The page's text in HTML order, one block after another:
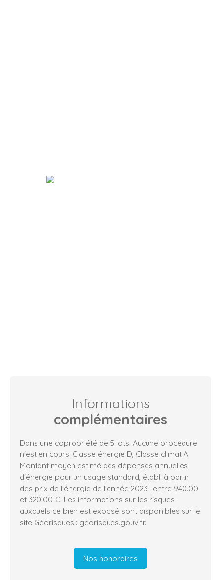
Informations
complémentaires
Dans une copropriété de 5 lots. Aucune procédure
n'est en cours. Classe énergie D, Classe climat A
Montant moyen estimé des dépenses annuelles
d'énergie pour un usage standard, établi à partir
des prix de l'énergie de l'année 2023 : entre 940.00
et 320.00 €. Les informations sur les risques
auxquels ce bien est exposé sont disponibles sur le
site Géorisques : georisques.gouv.fr.
Nos honoraires